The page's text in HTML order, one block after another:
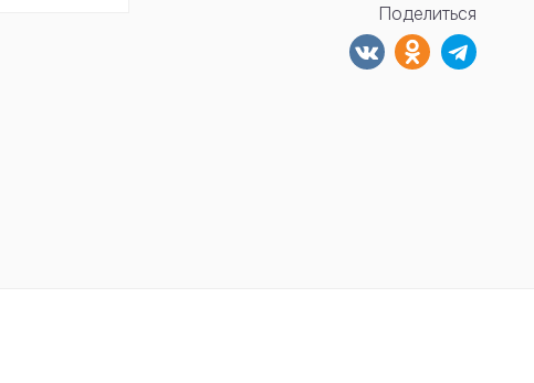
Поделиться